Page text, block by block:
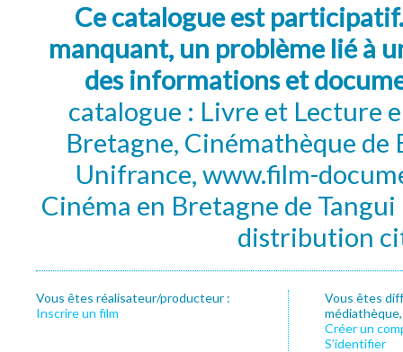
Ce catalogue est
manquant, un problème lié à
des informations et
catalogue : Livre et Lecture
Bretagne, Cinémathèque de
Unifrance, www.film-
Cinéma en Bretagne de
distribution
Vous êtes réalisateur/producteur :
Inscrire un film
Vous êtes
Créer un
S’identifier